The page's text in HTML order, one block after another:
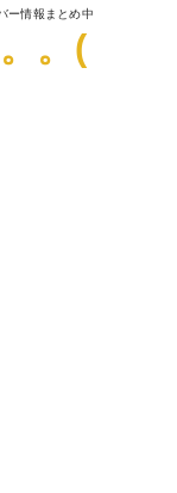
ー情報まとめ中
。(